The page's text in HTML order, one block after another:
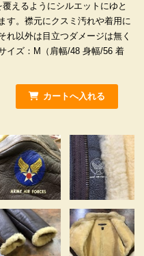
えるようにシルエットにゆと
す。襟元にクスミ汚れや着用に
れ以外は目立つダメージは無く
イズ：M（肩幅/48 身幅/56 着